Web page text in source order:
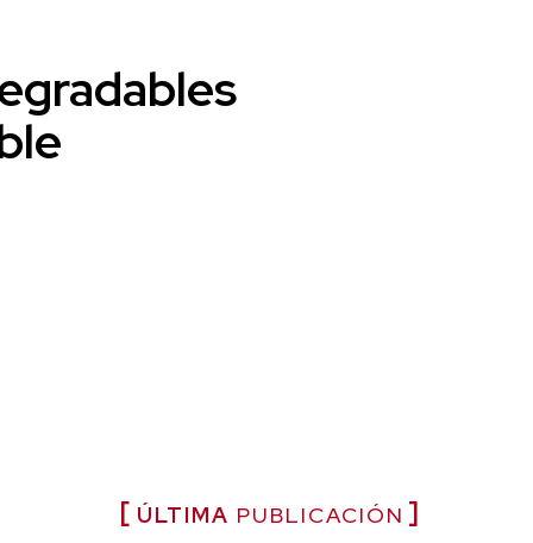
ÚLTIMA PUBLICACIÓN